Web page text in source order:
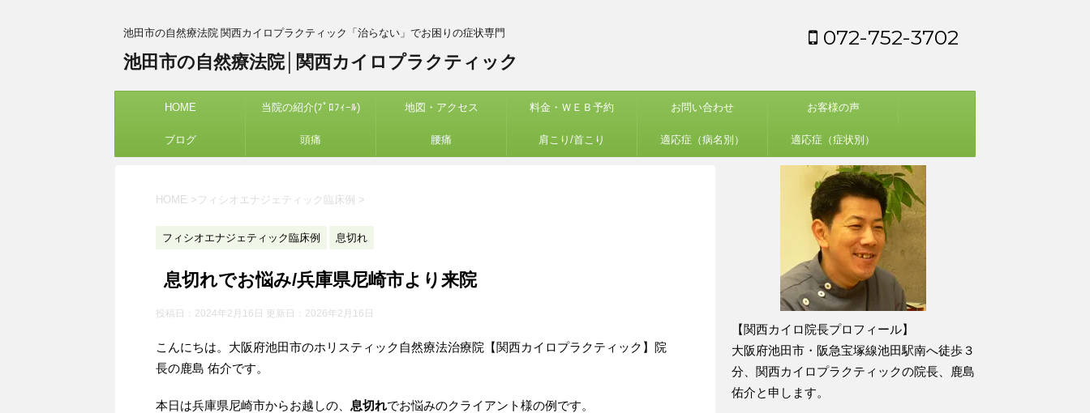
池田市の自然療法院 関西カイロプラクティック「治らない」でお困りの症状専門
池田市の自然療法院│関西カイロプラクティック
072-752-3702
HOME 当院の紹介(ﾌﾟﾛﾌｨｰﾙ) 地図・アクセス 料金・ＷＥＢ予約 お問い合わせ お客様の声
ブログ 頭痛 腰痛 肩こり/首こり 適応症（病名別） 適応症（症状別）
HOME > フィシオエナジェティック臨床例 >
フィシオエナジェティック臨床例 息切れ
息切れでお悩み/兵庫県尼崎市より来院
投稿日：2024年2月16日 更新日： 2026年2月16日
こんにちは。大阪府池田市のホリスティック自然療法治療院【関西カイロプラクティック】院
長の鹿島 佑介です。
本日は兵庫県尼崎市からお越しの、 息切れでお悩みのクライアント様の例です。
【関西カイロ院長プロフィール】
大阪府池田市・阪急宝塚線池田駅南へ徒歩３
分、関西カイロプラクティックの院長、鹿島
佑介と申します。